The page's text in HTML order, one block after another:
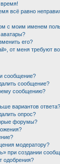
всё равно
с моим именем
его?
от меня требуют
сообщение?
сообщение?
сообщению?
вариантов ответа?
опрос?
форумы?
модератору?
при создании
одобрения?